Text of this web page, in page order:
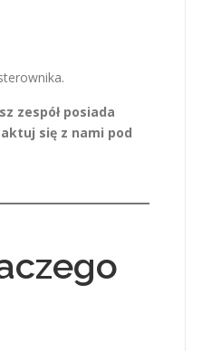
zespół posiada
się z nami pod